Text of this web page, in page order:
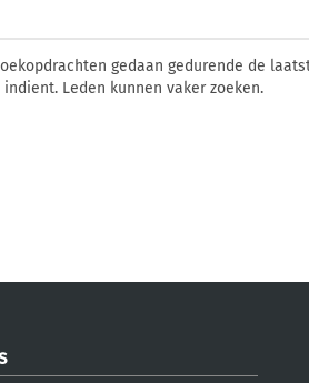
gedaan gedurende de
Leden kunnen vaker zoeken.